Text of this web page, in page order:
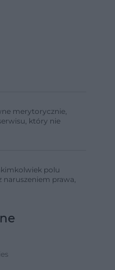
merytorycznie,
który nie
polu
naruszeniem prawa,